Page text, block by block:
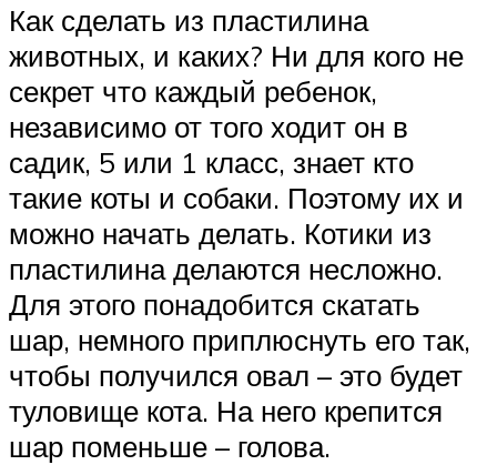
Как сделать из пластилина
животных, и каких? Ни для кого не
секрет что каждый ребенок,
независимо от того ходит он в
садик, 5 или 1 класс, знает кто
такие коты и собаки. Поэтому их и
можно начать делать. Котики из
пластилина делаются несложно.
Для этого понадобится скатать
шар, немного приплюснуть его так,
чтобы получился овал – это будет
туловище кота. На него крепится
шар поменьше – голова.